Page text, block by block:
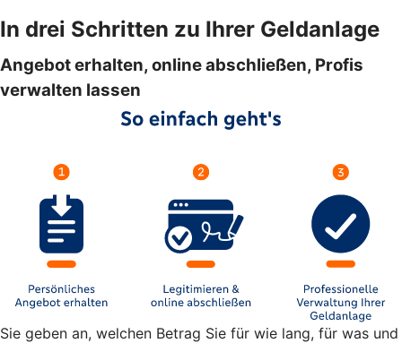
In drei Schritten zu Ihrer Geldanlage
Angebot erhalten, online abschließen, Profis
verwalten lassen
Sie geben an, welchen Betrag Sie für wie lang, für was und